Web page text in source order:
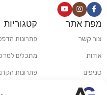
מפת אתר
צור קשר
אודות
סניפים
משלוחים ואיסוף עצמי
קטגוריות
פתרונות
מתכלים
פתרונות